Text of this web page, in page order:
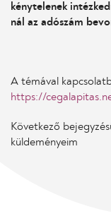
kénytelenek
nál az adószám
A témával
https://
Következő
küldeményeim